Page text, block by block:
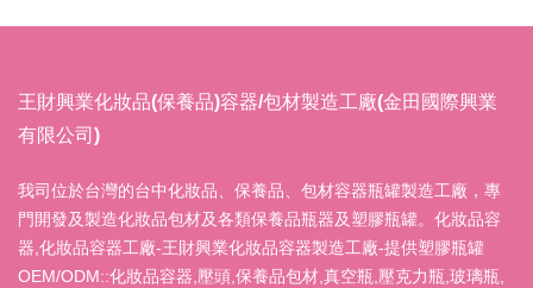
王財興業化妝品(保養品)容器/包材製造工廠(金田國際興業
有限公司)
我司位於台灣的台中化妝品、保養品、包材容器瓶罐製造工廠，專
門開發及製造化妝品包材及各類保養品瓶器及塑膠瓶罐。化妝品容
器,化妝品容器工廠-王財興業化妝品容器製造工廠-提供塑膠瓶罐
OEM/ODM::化妝品容器,壓頭,保養品包材,真空瓶,壓克力瓶,玻璃瓶,